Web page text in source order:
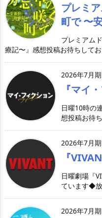
プレミ
町で 〜
プレミアム
療記〜』感想投稿お待ちして
2026年7月期
『マイ
日曜10時の
想投稿お待
2026年7月期
『
日曜劇場『
ています◆
2026年7月期